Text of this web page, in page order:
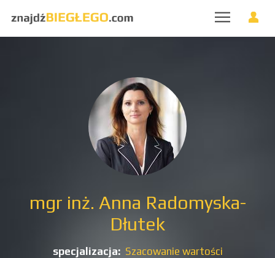
mgr inż. Anna Radomyska-
Dłutek
specjalizacja: Szacowanie wartości